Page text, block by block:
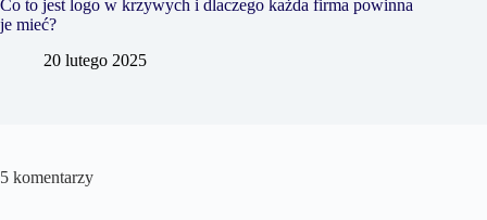
Co to jest logo w krzywych i dlaczego każda firma powinna
je mieć?
20 lutego 2025
5 komentarzy